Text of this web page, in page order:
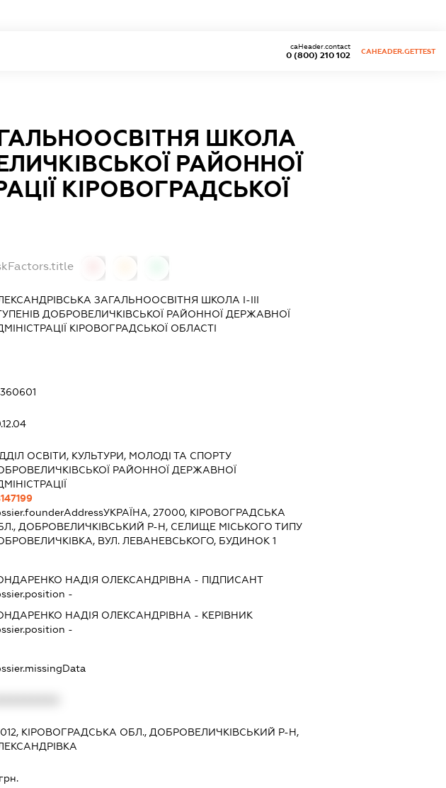
0 (800) 210 102
caHeader.contact
CAHEADER.GETTEST
ШКОЛА
РАЙОННОЇ
КІРОВОГРАДСЬКОЇ
ЗАГАЛЬНООСВІТНЯ ШКОЛА І-ІІІ
ДОБРОВЕЛИЧКІВСЬКОЇ РАЙОННОЇ ДЕРЖАВНОЇ
КІРОВОГРАДСЬКОЇ ОБЛАСТІ
ОСВІТИ, КУЛЬТУРИ, МОЛОДІ ТА СПОРТУ
РАЙОННОЇ ДЕРЖАВНОЇ
УКРАЇНА, 27000, КІРОВОГРАДСЬКА
ДОБРОВЕЛИЧКІВСЬКИЙ Р-Н, СЕЛИЩЕ МІСЬКОГО ТИПУ
ВУЛ. ЛЕВАНЕВСЬКОГО, БУДИНОК 1
НАДІЯ ОЛЕКСАНДРІВНА - ПІДПИСАНТ
-
НАДІЯ ОЛЕКСАНДРІВНА - КЕРІВНИК
-
КІРОВОГРАДСЬКА ОБЛ., ДОБРОВЕЛИЧКІВСЬКИЙ Р-Н,